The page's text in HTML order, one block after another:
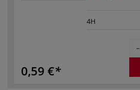
4H
0,59 €
-